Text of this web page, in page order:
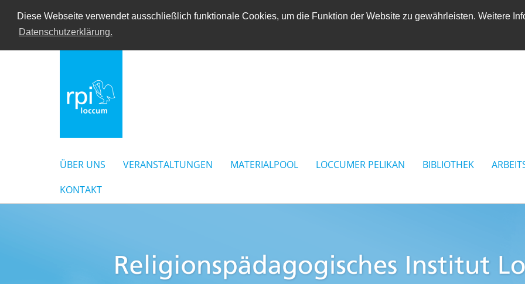
Diese Webseite verwendet ausschließlich funktionale Cookies, um die Funktion der Website zu gewährleisten. Weitere
Datenschutzerklärung.
ÜBER UNS VERANSTALTUNGEN MATERIALPOOL LOCCUMER PELIKAN BIBLIOTHEK
KONTAKT